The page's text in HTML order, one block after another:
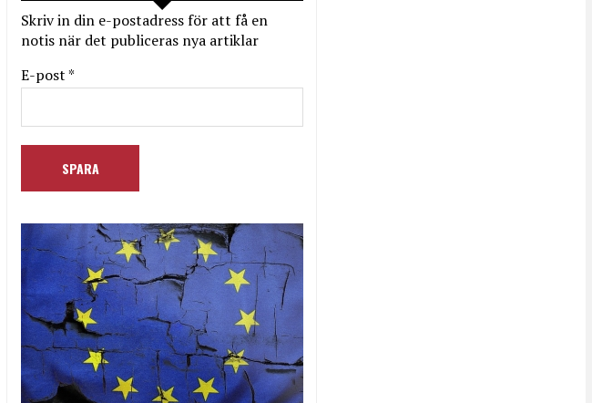
Skriv in din e-postadress för att få en
notis när det publiceras nya artiklar
E-post *